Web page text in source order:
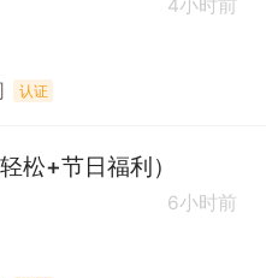
4小时前
认证
松+节日福利）
6小时前